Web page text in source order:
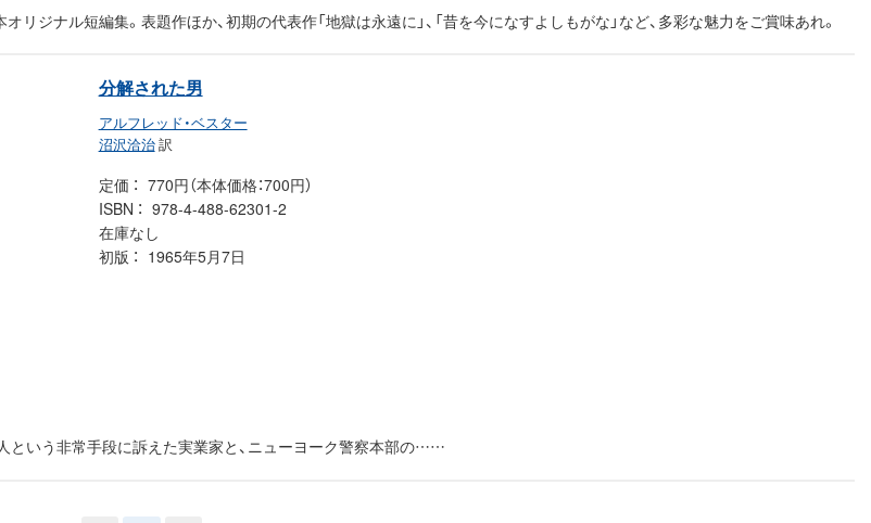
リジナル短編集。表題作ほか、初期の代表作「地獄は永遠に」、「昔を今になすよしもがな」など、多彩な魅力をご賞味あれ。
分解された男
アルフレッド・ベスター
沼沢洽治訳
定価
770円（本体価格：700円）
ISBN
978-4-488-62301-2
在庫なし
初版
1965年5月7日
という非常手段に訴えた実業家と、ニューヨーク警察本部の……